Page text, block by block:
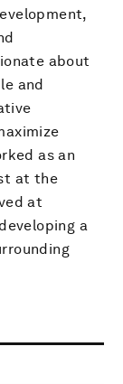
about
and
as an
at the
at
a